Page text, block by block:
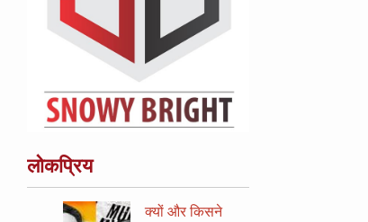
लोकप्रिय
क्यों और किसने